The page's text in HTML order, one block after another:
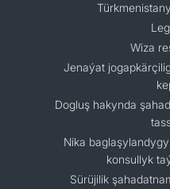
Wiza
Jenaýat
Dogluş hakynda
Nika
konsullyk
Sürüjilik